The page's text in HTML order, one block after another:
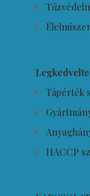
Tápérték
HACCP